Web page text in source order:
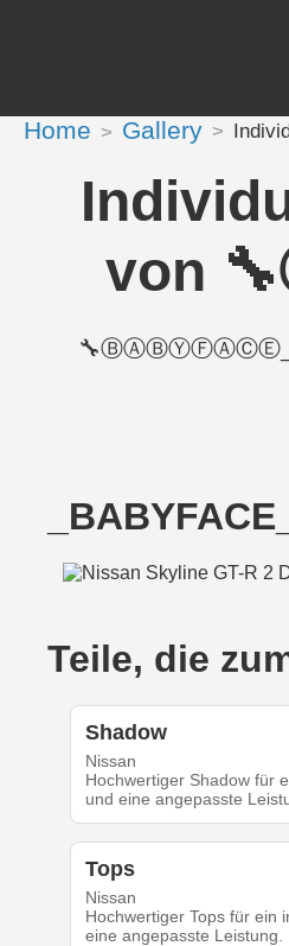
Home Gallery
von
Teile, die
Shadow
Nissan
Hochwertiger Shadow für
und eine angepasste
Tops
Nissan
Hochwertiger Tops für ein
eine angepasste Leistung.